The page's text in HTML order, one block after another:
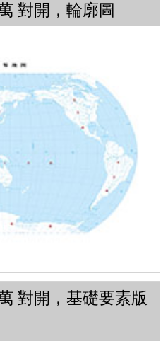
對開，輪廓圖
對開，基礎要素版